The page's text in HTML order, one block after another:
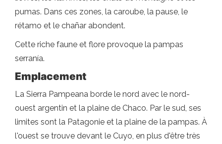
pumas. Dans ces zones, la caroube, la pause, le
rétamo et le chañar abondent.
Cette riche faune et flore provoque la pampas
serranía.
Emplacement
La Sierra Pampeana borde le nord avec le nord-
ouest argentin et la plaine de Chaco. Par le sud, ses
limites sont la Patagonie et la plaine de la pampas. À
l'ouest se trouve devant le Cuyo, en plus d'être très